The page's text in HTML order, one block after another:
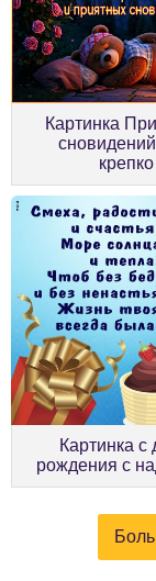
Картинка
крепко
Картинка с
рождения с